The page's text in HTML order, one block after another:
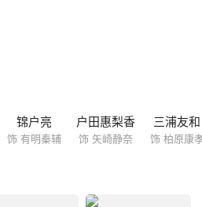
锦户亮
饰 有明秦辅
户田惠梨香
饰 矢崎静奈
三浦友和
饰 柏原康